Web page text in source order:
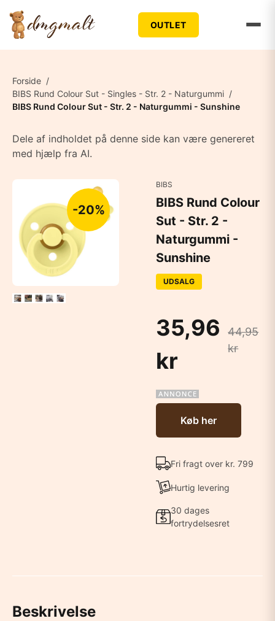
OUTLET
Forside /
BIBS Rund Colour Sut - Singles - Str. 2 - Naturgummi /
BIBS Rund Colour Sut - Str. 2 - Naturgummi - Sunshine
Dele af indholdet på denne side kan være genereret
med hjælp fra AI.
-20%
BIBS
BIBS Rund Colour
Sut - Str. 2 -
Naturgummi -
Sunshine
UDSALG
35,96
kr
44,95
kr
Køb her
Fri fragt over kr. 799
Hurtig levering
30 dages
fortrydelsesret
Beskrivelse